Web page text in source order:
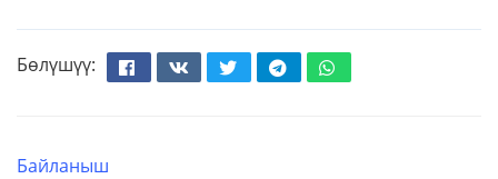
Бөлүшүү:
FacebookВконтактеТвиттерТелеграмWhatsapp
Байланыш